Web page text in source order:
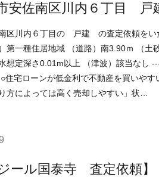
市安佐南区川内６丁目 戸
丁目の 戸建 の査定依頼をいただきました。
）第一種住居地域 （道路）南3.90ｍ （
上 （津波）該当なし ----------------------------------------------------------------------------- 現在の不動産市況に
方によっては高く売却しやすい」状…
ール国泰寺 査定依頼】